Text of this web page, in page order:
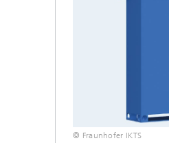
© Fraunhofer IKTS